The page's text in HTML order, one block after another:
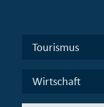
Tourismus
Wirtschaft